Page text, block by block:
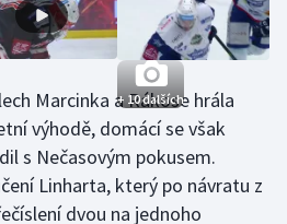
+ 10 dalších
Marcinka a Rákose hrála
výhodě, domácí se však
s Nečasovým pokusem.
Linharta, který po návratu z
dvou na jednoho